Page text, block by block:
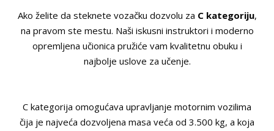
Ako želite da steknete vozačku dozvolu za C kategoriju,
na pravom ste mestu. Naši iskusni instruktori i moderno
opremljena učionica pružiće vam kvalitetnu obuku i
najbolje uslove za učenje.
C kategorija omogućava upravljanje motornim vozilima
čija je najveća dozvoljena masa veća od 3.500 kg, a koja